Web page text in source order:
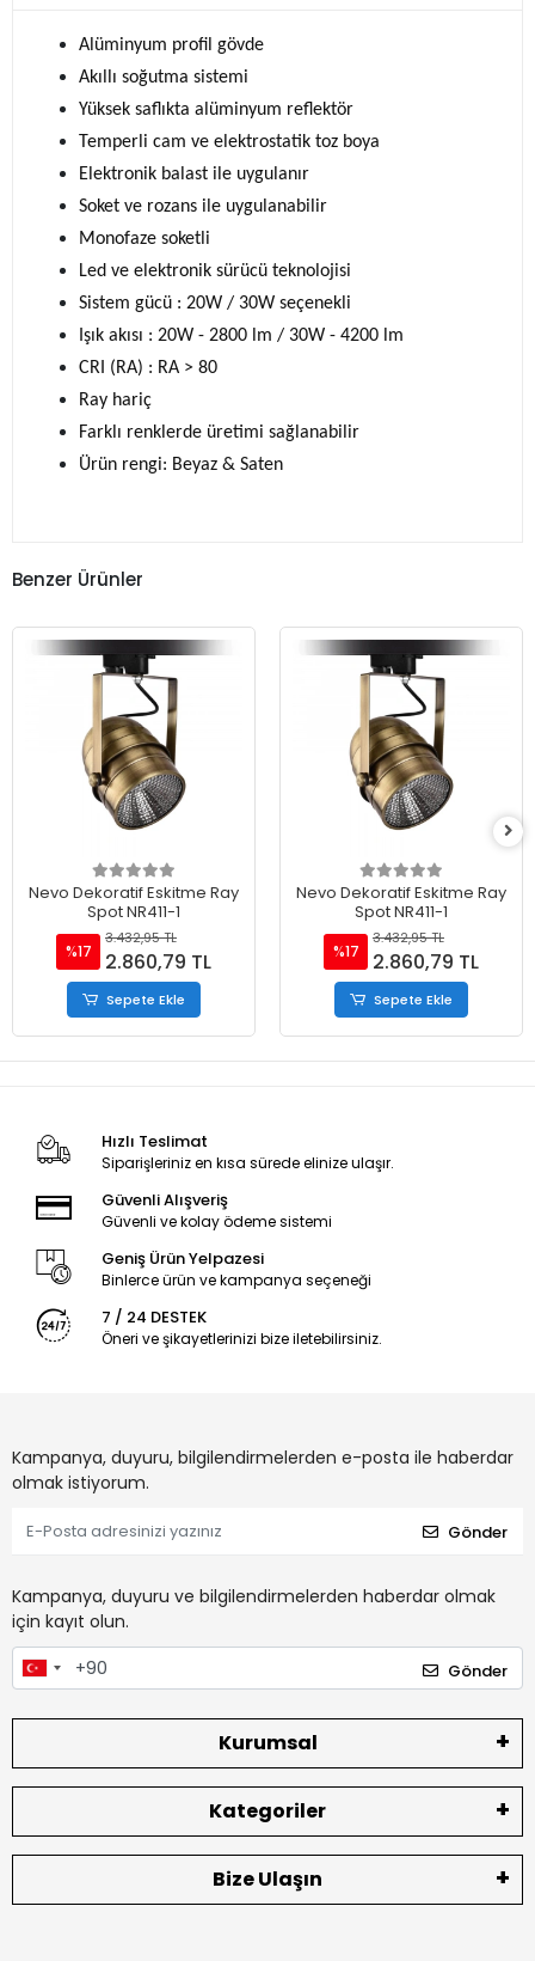
Alüminyum profil gövde
Akıllı soğutma sistemi
Yüksek saflıkta alüminyum reflektör
Temperli cam ve elektrostatik toz boya
Elektronik balast ile uygulanır
Soket ve rozans ile uygulanabilir
Monofaze soketli
Led ve elektronik sürücü teknolojisi
Sistem gücü : 20W / 30W seçenekli
Işık akısı : 20W - 2800 lm / 30W - 4200 lm
CRI (RA) : RA > 80
Ray hariç
Farklı renklerde üretimi sağlanabilir
Ürün rengi: Beyaz & Saten
Benzer Ürünler
Nevo Dekoratif Eskitme Ray
Spot NR411-1
%17
3.432,95 TL
2.860,79 TL
Sepete Ekle
Nevo Dekoratif Eskitme Ray
Spot NR411-1
%17
3.432,95 TL
2.860,79 TL
Sepete Ekle
Hızlı Teslimat
Siparişleriniz en kısa sürede elinize ulaşır.
Güvenli Alışveriş
Güvenli ve kolay ödeme sistemi
Geniş Ürün Yelpazesi
Binlerce ürün ve kampanya seçeneği
7 / 24 DESTEK
Öneri ve şikayetlerinizi bize iletebilirsiniz.
Kampanya, duyuru, bilgilendirmelerden e-posta ile haberdar
olmak istiyorum.
Gönder
Kampanya, duyuru ve bilgilendirmelerden haberdar olmak
için kayıt olun.
Gönder
Kurumsal
Kategoriler
Bize Ulaşın